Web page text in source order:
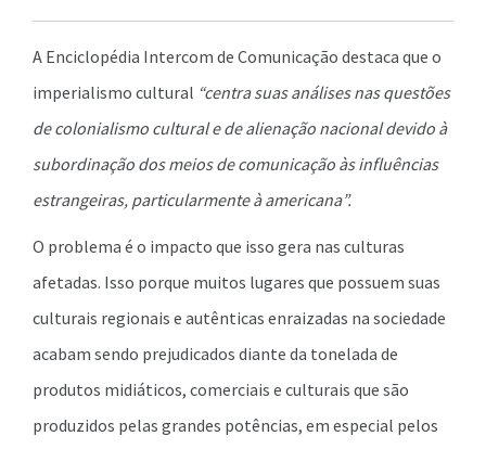
A Enciclopédia Intercom de Comunicação destaca que o
imperialismo cultural “centra suas análises nas questões
de colonialismo cultural e de alienação nacional devido à
subordinação dos meios de comunicação às influências
estrangeiras, particularmente à americana”.
O problema é o impacto que isso gera nas culturas
afetadas. Isso porque muitos lugares que possuem suas
culturais regionais e autênticas enraizadas na sociedade
acabam sendo prejudicados diante da tonelada de
produtos midiáticos, comerciais e culturais que são
produzidos pelas grandes potências, em especial pelos